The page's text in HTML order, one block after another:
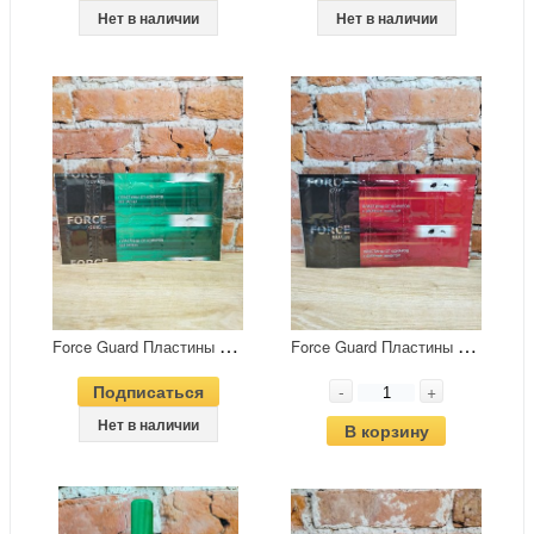
Нет в наличии Нет в наличии
F
orce Guard Пластины от комаров зеленые без запаха 10 шт
Подписаться
Нет в наличии
F
orce Guard Пластины от комаров красные двойной эффект 10 шт
-
+
В корзину